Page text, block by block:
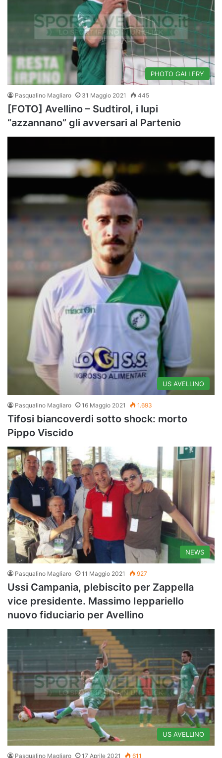
PHOTO GALLERY
Pasqualino Magliaro 31 Maggio 2021 445
[FOTO] Avellino – Sudtirol, i lupi
“azzannano” gli avversari al Partenio
US AVELLINO
Pasqualino Magliaro 16 Maggio 2021 1.693
Tifosi biancoverdi sotto shock: morto
Pippo Viscido
NEWS
Pasqualino Magliaro 11 Maggio 2021 927
Ussi Campania, plebiscito per Zappella
vice presidente. Massimo Ieppariello
nuovo fiduciario per Avellino
US AVELLINO
Pasqualino Magliaro 17 Aprile 2021 611